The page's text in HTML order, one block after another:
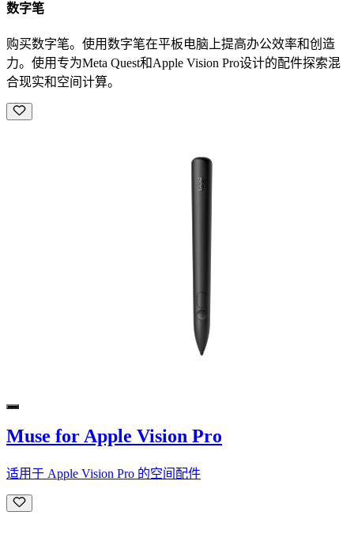
数字笔
购买数字笔。使用数字笔在平板电脑上提高办公效率和创造
力。使用专为Meta Quest和Apple Vision Pro设计的配件探索混
合现实和空间计算。
Muse for Apple Vision Pro
适用于 Apple Vision Pro 的空间配件